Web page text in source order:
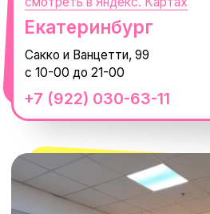
+7 (932) 602-41-15
ТРК «Европолис Ростокино»
ул. Проспект Мира, 211 к2
с 10-00 до 22-00
Москва
СЕКРЕТНЫЕ ПРОМОКОДЫ,
НА МЕРОПРИЯТИЯ И АНОНСЫ
РАНЬШЕ ВСЕХ